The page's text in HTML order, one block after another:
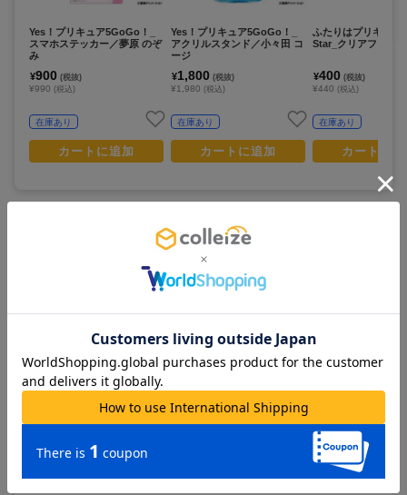
Yes！プリキュア5GoGo！_
スマホステッカー／夢原 のぞ
み
¥900 (税抜)
¥990 (税込)
在庫あり
カートに追加
Yes！プリキュア5GoGo！_
アクリルスタンド／小々田 コ
ージ
¥1,800 (税抜)
¥1,980 (税込)
在庫あり
カートに追加
ふたりはプリキュ
Star_クリアファイ
¥400 (税抜)
¥440 (税込)
在庫あり
カートに
この商品を見ている人は
こちらの商品もチェックしています
Yes！プリキュア5GoGo！_
Yes！プリキュア
アクリルアートパネ